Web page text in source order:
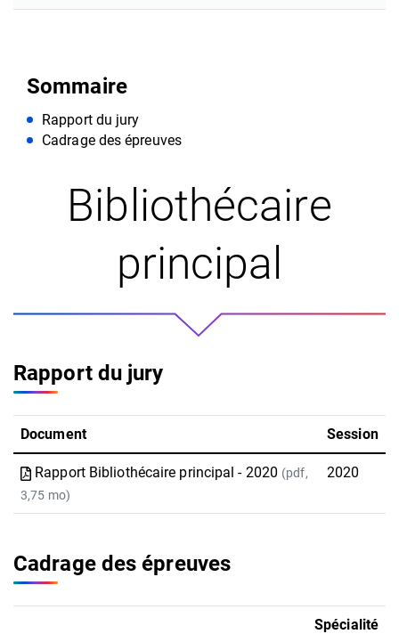
Sommaire
Rapport du jury
Cadrage des épreuves
Bibliothécaire
principal
Rapport du jury
Document Session
Rapport Bibliothécaire principal - 2020 (pdf,
3,75 mo)
2020
Cadrage des épreuves
Spécialité